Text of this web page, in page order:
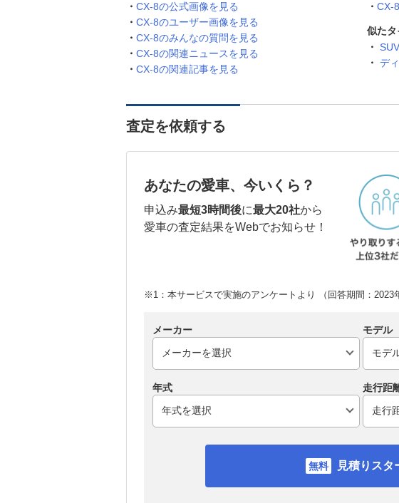
CX-8の公式画像を見る
CX-8のユーザー画像を見る
CX-8のみんなの質問を見る
CX-8の関連ニュースを見る
CX-8の関連記事を見る
CX-
似た
デ
査定を依頼する
あなたの愛車、今いくら？
申込み最短3時間後に最大20社から
愛車の査定結果をWebでお知らせ！
※1：本サービスで実施のアンケートより （回答期間：2023
メーカー モデル
年式 走行距
見積りスタ